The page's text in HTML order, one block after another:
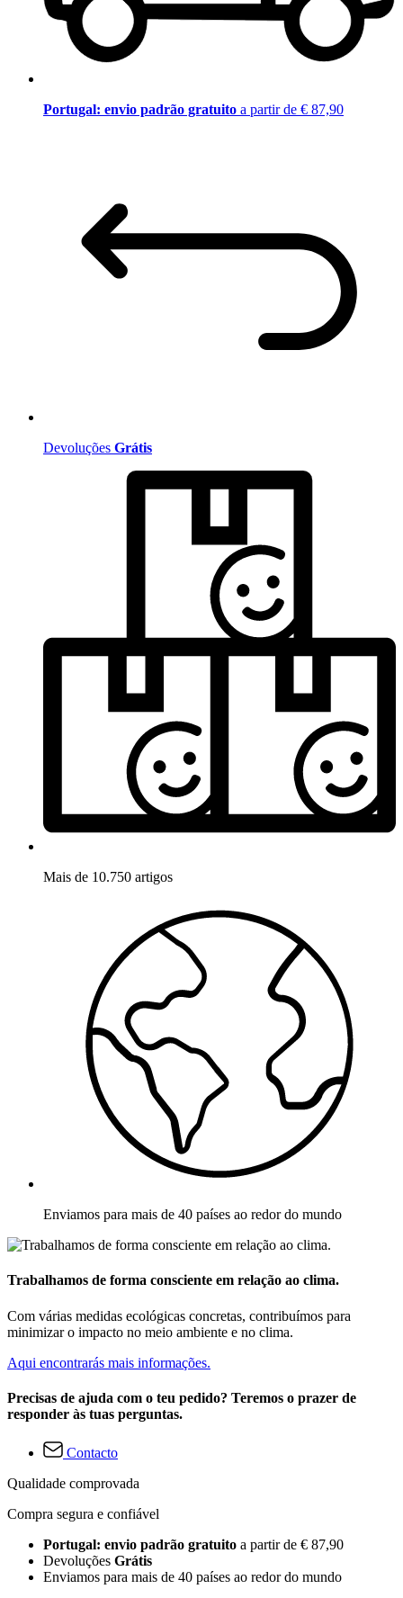
Portugal: envio padrão gratuito a partir de € 87,90
Devoluções Grátis
Mais de 10.750 artigos
Enviamos para mais de 40 países ao redor do mundo
Trabalhamos de forma consciente em relação ao clima.
Com várias medidas ecológicas concretas, contribuímos para
minimizar o impacto no meio ambiente e no clima.
Aqui encontrarás mais informações.
Precisas de ajuda com o teu pedido? Teremos o prazer de
responder às tuas perguntas.
Contacto
Qualidade comprovada
Compra segura e confiável
Portugal: envio padrão gratuito a partir de € 87,90
Devoluções Grátis
Enviamos para mais de 40 países ao redor do mundo